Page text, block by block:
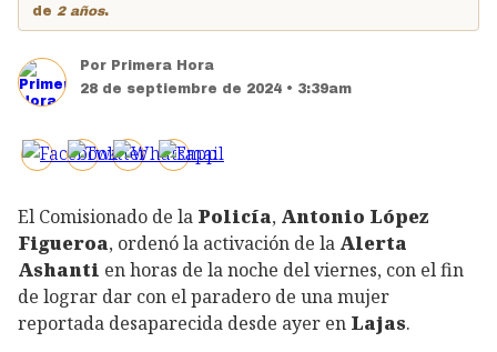
de 2 años.
Por Primera Hora
28 de septiembre de 2024 • 3:39am
El Comisionado de la Policía, Antonio López
Figueroa, ordenó la activación de la Alerta
Ashanti en horas de la noche del viernes, con el fin
de lograr dar con el paradero de una mujer
reportada desaparecida desde ayer en Lajas.